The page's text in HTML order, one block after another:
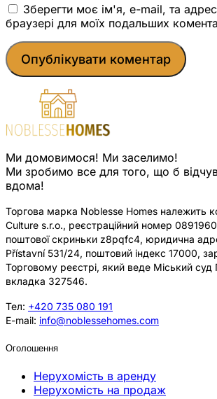
Зберегти моє ім'я, e-mail, та
браузері для моїх подальших
Ми домовимося! Ми заселимо!
Ми зробимо все для того, що б
вдома!
Торгова марка Noblesse Homes належить
Culture s.r.o., реєстраційний номер
поштової скриньки z8pqfc4, юридична
Přístavní 531/24, поштовий індекс 17000,
Торговому реєстрі, який веде Міський суд
вкладка 327546.
Тел: +420 735 080 191
E-mail: info@noblessehomes.com
Оголошення
Нерухомість в аренду
Нерухомість на продаж